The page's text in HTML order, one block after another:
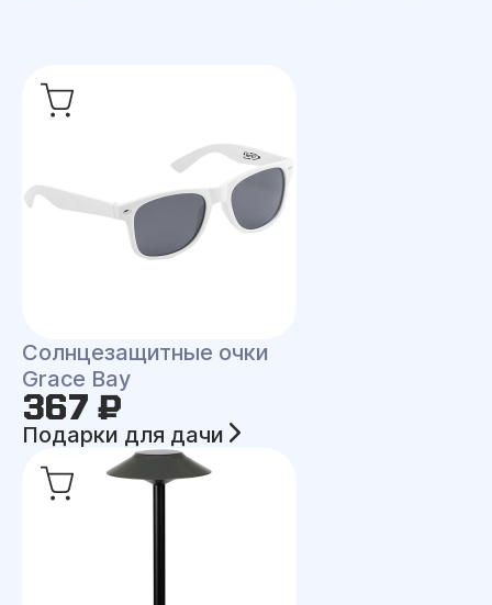
Солнцезащитные очки
Grace Bay
367 ₽
Подарки для дачи